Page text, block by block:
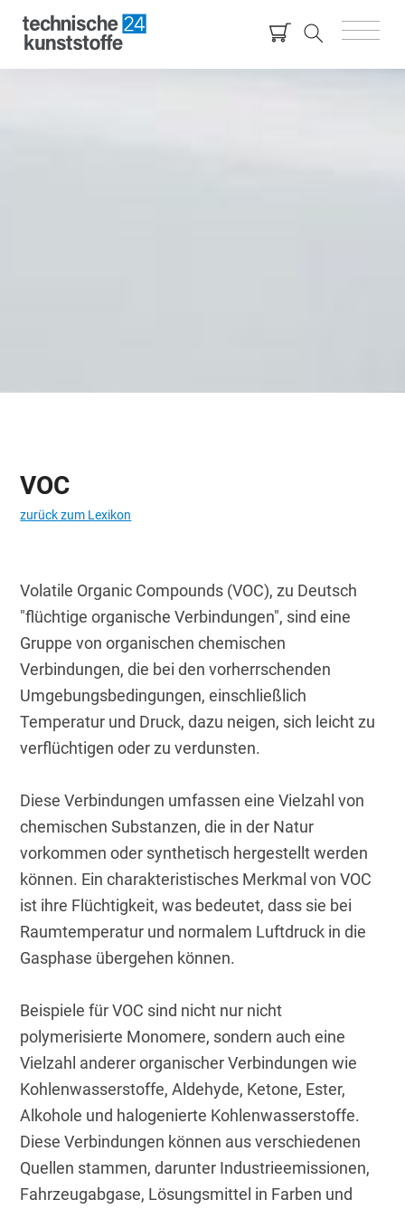
VOC
zurück zum Lexikon
Volatile Organic Compounds (VOC), zu Deutsch
"flüchtige organische Verbindungen", sind eine
Gruppe von organischen chemischen
Verbindungen, die bei den vorherrschenden
Umgebungsbedingungen, einschließlich
Temperatur und Druck, dazu neigen, sich leicht zu
verflüchtigen oder zu verdunsten.
Diese Verbindungen umfassen eine Vielzahl von
chemischen Substanzen, die in der Natur
vorkommen oder synthetisch hergestellt werden
können. Ein charakteristisches Merkmal von VOC
ist ihre Flüchtigkeit, was bedeutet, dass sie bei
Raumtemperatur und normalem Luftdruck in die
Gasphase übergehen können.
Beispiele für VOC sind nicht nur nicht
polymerisierte Monomere, sondern auch eine
Vielzahl anderer organischer Verbindungen wie
Kohlenwasserstoffe, Aldehyde, Ketone, Ester,
Alkohole und halogenierte Kohlenwasserstoffe.
Diese Verbindungen können aus verschiedenen
Quellen stammen, darunter Industrieemissionen,
Fahrzeugabgase, Lösungsmittel in Farben und